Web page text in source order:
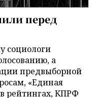
перед
социологи
а
предвыборной
«Единая
в рейтингах, КПРФ